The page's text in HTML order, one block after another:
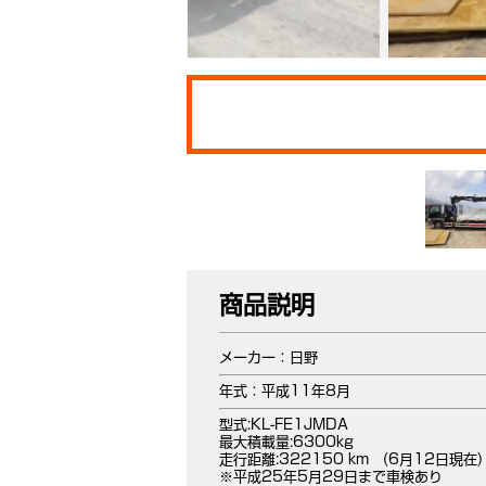
商品説明
メーカー：日野
年式：平成11年8月
型式:KL-FE1JMDA
最大積載量:6300kg
走行距離:322150 km (6月12日現在)
※平成25年5月29日まで車検あり